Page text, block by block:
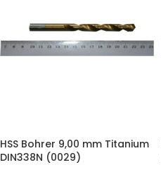
HSS Bohrer 9,00 mm Titanium
DIN338N (0029)